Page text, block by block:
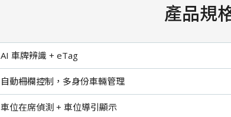
產品規
AI 車牌辨識 + eTag
自動柵欄控制，多身份車輛管理
車位在席偵測 + 車位導引顯示